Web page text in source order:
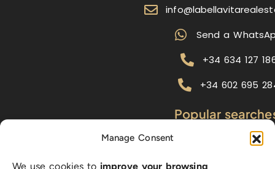
Manage Consent
We use cookies to improve your browsing
Send a
+34 634 127
+34 602 695
Popular
properties with sea
key ready homes